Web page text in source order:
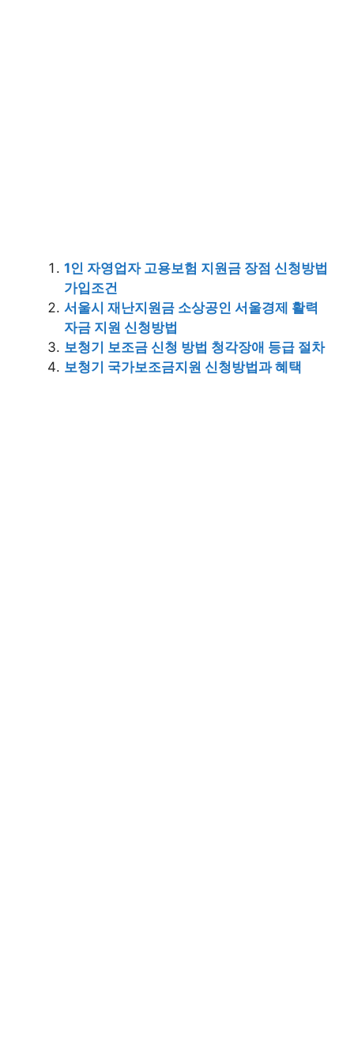
1인 자영업자 고용보험 지원금 장점 신청방법
가입조건
서울시 재난지원금 소상공인 서울경제 활력
자금 지원 신청방법
보청기 보조금 신청 방법 청각장애 등급 절차
보청기 국가보조금지원 신청방법과 혜택